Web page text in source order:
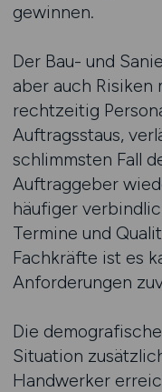
gewinnen.
Der Bau- und
aber auch
rechtzeitig
Auftragsstaus,
schlimmsten Fall
Auftraggeber
häufiger
Termine und
Fachkräfte ist es
Anforderungen
Die
Situation
Handwerker